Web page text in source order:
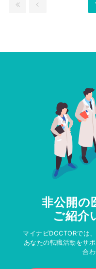
非公開の
ご紹介
マイナビDOCTORでは
あなたの転職活動をサ
合わ